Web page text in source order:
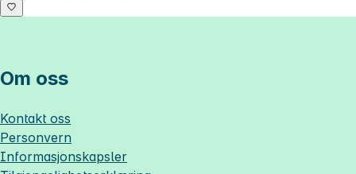
Om oss
Kontakt oss
Personvern
Informasjonskapsler